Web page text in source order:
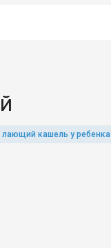
лающий кашель у ребенка